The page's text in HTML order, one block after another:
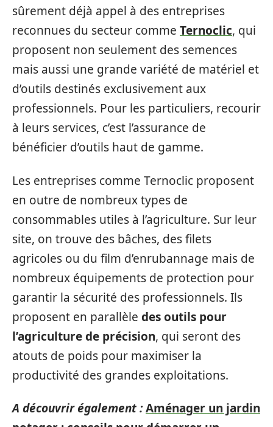
sûrement déjà appel à des entreprises
reconnues du secteur comme Ternoclic, qui
proposent non seulement des semences
mais aussi une grande variété de matériel et
d’outils destinés exclusivement aux
professionnels. Pour les particuliers, recourir
à leurs services, c’est l’assurance de
bénéficier d’outils haut de gamme.
Les entreprises comme Ternoclic proposent
en outre de nombreux types de
consommables utiles à l’agriculture. Sur leur
site, on trouve des bâches, des filets
agricoles ou du film d’enrubannage mais de
nombreux équipements de protection pour
garantir la sécurité des professionnels. Ils
proposent en parallèle des outils pour
l’agriculture de précision, qui seront des
atouts de poids pour maximiser la
productivité des grandes exploitations.
A découvrir également :Aménager un jardin